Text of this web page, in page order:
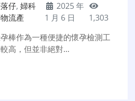
仔, 婦科
流產
2025 年
1 月 6 日
1,303
棒作為一種便捷的懷孕檢測工
高，但並非絕對…